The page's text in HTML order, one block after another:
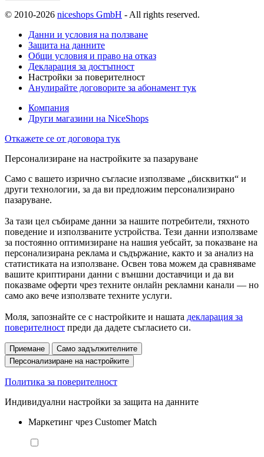
© 2010-2026 niceshops GmbH - All rights reserved.
Данни и условия на ползване
Защита на данните
Общи условия и право на отказ
Декларация за достъпност
Настройки за поверителност
Анулирайте договорите за абонамент тук
Компания
Други магазини на NiceShops
Откажете се от договора тук
Персонализиране на настройките за пазаруване
Само с вашето изрично съгласие използваме „бисквитки“ и
други технологии, за да ви предложим персонализирано
пазаруване.
За тази цел събираме данни за нашите потребители, тяхното
поведение и използваните устройства. Тези данни използваме
за постоянно оптимизиране на нашия уебсайт, за показване на
персонализирана реклама и съдържание, както и за анализ на
статистиката на използване. Освен това можем да сравняваме
вашите криптирани данни с външни доставчици и да ви
показваме оферти чрез техните онлайн рекламни канали — но
само ако вече използвате техните услуги.
Моля, запознайте се с настройките и нашата декларация за
поверителност преди да дадете съгласието си.
Приемане
Само задължителните
Персонализиране на настройките
Политика за поверителност
Индивидуални настройки за защита на данните
Маркетинг чрез Customer Match